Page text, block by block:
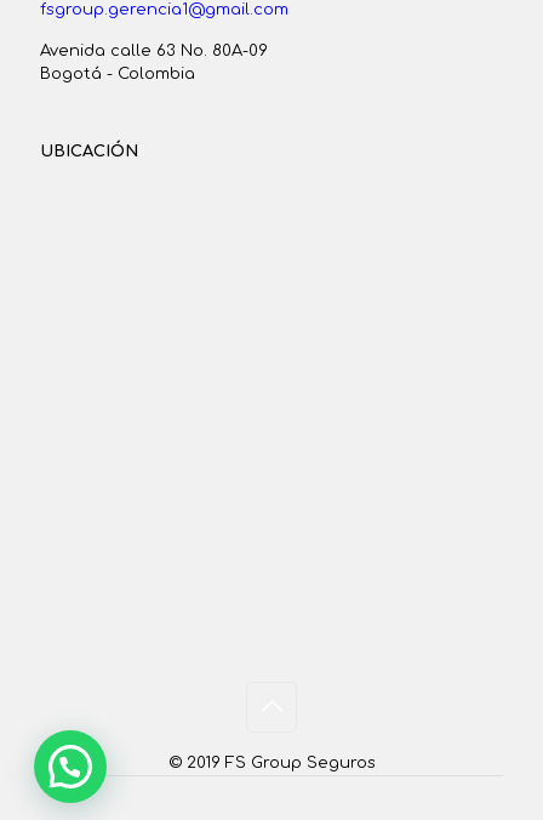
fsgroup.gerencia1@gmail.com
Avenida calle 63 No. 80A-09
Bogotá - Colombia
UBICACIÓN
© 2019 FS Group Seguros